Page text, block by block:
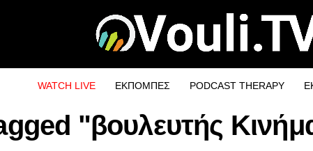
WATCH LIVE ΕΚΠΟΜΠΕΣ PODCAST THERAPY
"βουλευτής